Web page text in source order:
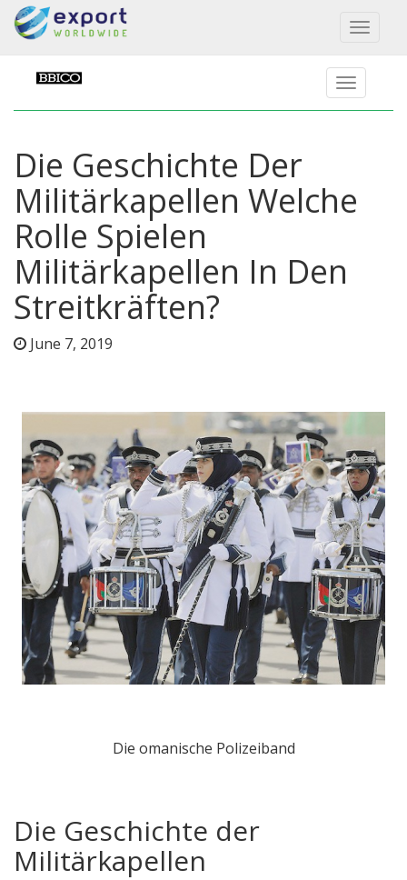
Toggle
Die Geschichte Der
Militärkapellen Welche
Rolle Spielen
Militärkapellen In Den
Streitkräften?
June 7, 2019
Die omanische Polizeiband
Die Geschichte der
Militärkapellen